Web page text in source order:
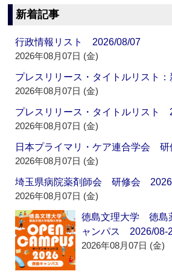
新着記事
行政情報リスト 2026/08/07
2026年08月07日 (金)
プレスリリース・タイトルリスト
2026年08月07日 (金)
プレスリリース・タイトルリスト
2026年08月07日 (金)
日本プライマリ・ケア連合学会
2026年08月07日 (金)
埼玉県病院薬剤師会 研修会
2026年08月07日 (金)
徳島文理大学 徳島
ャンパス 2026/08-
2026年08月07日 (金)